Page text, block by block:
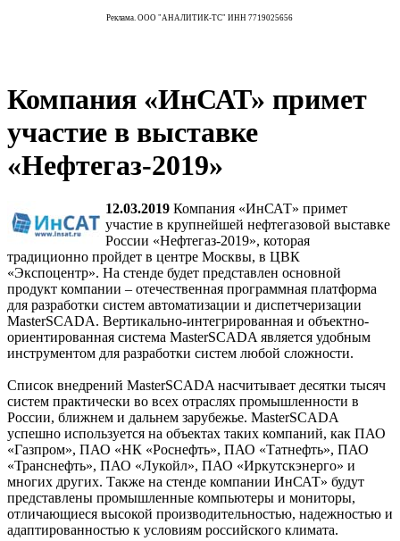
Реклама. ООО "АНАЛИТИК-ТС" ИНН 7719025656
Компания «ИнСАТ» примет
участие в выставке
«Нефтегаз-2019»
12.03.2019 Компания «ИнСАТ» примет
участие в крупнейшей нефтегазовой выставке
России «Нефтегаз-2019», которая
традиционно пройдет в центре Москвы, в ЦВК
«Экспоцентр». На стенде будет представлен основной
продукт компании – отечественная программная платформа
для разработки систем автоматизации и диспетчеризации
MasterSCADA. Вертикально-интегрированная и объектно-
ориентированная система MasterSCADA является удобным
инструментом для разработки систем любой сложности.
Список внедрений MasterSCADA насчитывает десятки тысяч
систем практически во всех отраслях промышленности в
России, ближнем и дальнем зарубежье. MasterSCADA
успешно используется на объектах таких компаний, как ПАО
«Газпром», ПАО «НК «Роснефть», ПАО «Татнефть», ПАО
«Транснефть», ПАО «Лукойл», ПАО «Иркутскэнерго» и
многих других. Также на стенде компании ИнСАТ» будут
представлены промышленные компьютеры и мониторы,
отличающиеся высокой производительностью, надежностью и
адаптированностью к условиям российского климата.